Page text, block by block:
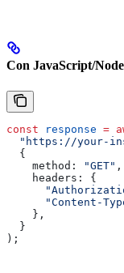
Con JavaScript/
const response =
"https://your-
  {
    method:
"GET" ,
    headers:
{
"Content-
    },
  }
);